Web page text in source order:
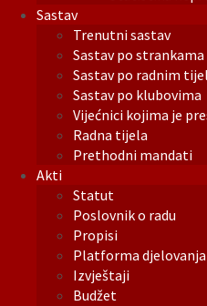
Sastav
Trenutni sastav
Sastav po strankama
Sastav po radnim
Sastav po klubovima
Vijećnici kojima je
Radna tijela
Prethodni mandati
Akti
Statut
Poslovnik o radu
Propisi
Platforma djelovanja
Izvještaji
Budžet